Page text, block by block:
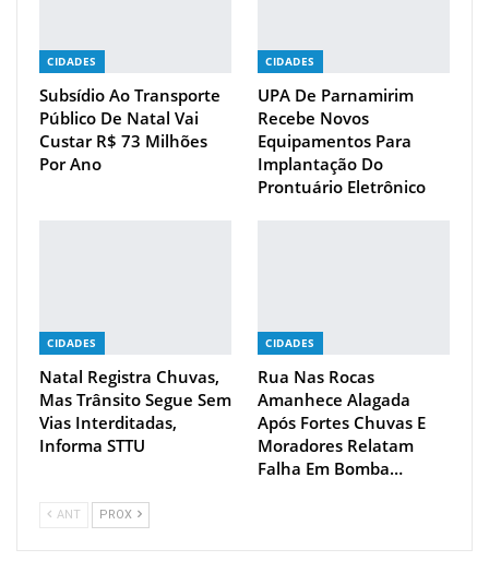
CIDADES
Subsídio Ao Transporte
Público De Natal Vai
Custar R$ 73 Milhões
Por Ano
CIDADES
UPA De Parnamirim
Recebe Novos
Equipamentos Para
Implantação Do
Prontuário Eletrônico
CIDADES
Natal Registra Chuvas,
Mas Trânsito Segue Sem
Vias Interditadas,
Informa STTU
CIDADES
Rua Nas Rocas
Amanhece Alagada
Após Fortes Chuvas E
Moradores Relatam
Falha Em Bomba…
ANT PROX